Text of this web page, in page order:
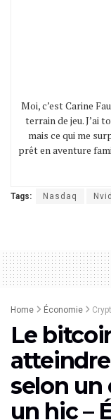
Moi, c’est Carine
terrain de jeu. J’ai
mais ce qui me
prêt en aventure
Tags: Nasdaq
Home Économie
Le
atteindre
selon un
un hic –